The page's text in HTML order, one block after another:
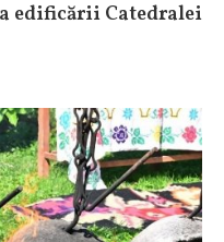
edificării Catedralei